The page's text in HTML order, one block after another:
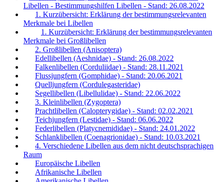
Libellen - Bestimmungshilfen Libellen - Stand: 26.08.2022
1. Kurzübersicht: Erklärung der bestimmungsrelevanten
Merkmale bei Libellen
1. Kurzübersicht: Erklärung der bestimmungsrelevanten
Merkmale bei Großlibellen
2. Großlibellen (Anisoptera)
Edellibellen (Aeshnidae) - Stand: 26.08.2022
Falkenlibellen (Corduliidae) - Stand: 28.11.2021
Flussjungfern (Gomphidae) - Stand: 20.06.2021
Quelljungfern (Cordulegasteridae)
Segellibellen (Libellulidae) - Stand: 22.06.2022
3. Kleinlibellen (Zygoptera)
Prachtlibellen (Calopterygidae) - Stand: 02.02.2021
Teichjungfern (Lestidae) - Stand: 06.06.2022
Federlibellen (Platycnemididae) - Stand: 24.01.2022
Schlanklibellen (Coenagrionidae) - Stand: 10.03.2021
4. Verschiedene Libellen aus dem nicht deutschsprachigen
Raum
Europäische Libellen
Afrikanische Libellen